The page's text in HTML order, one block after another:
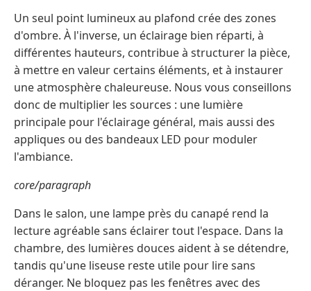
Un seul point lumineux au plafond crée des zones
d'ombre. À l'inverse, un éclairage bien réparti, à
différentes hauteurs, contribue à structurer la pièce,
à mettre en valeur certains éléments, et à instaurer
une atmosphère chaleureuse. Nous vous conseillons
donc de multiplier les sources : une lumière
principale pour l'éclairage général, mais aussi des
appliques ou des bandeaux LED pour moduler
l'ambiance.
core/paragraph
Dans le salon, une lampe près du canapé rend la
lecture agréable sans éclairer tout l'espace. Dans la
chambre, des lumières douces aident à se détendre,
tandis qu'une liseuse reste utile pour lire sans
déranger. Ne bloquez pas les fenêtres avec des